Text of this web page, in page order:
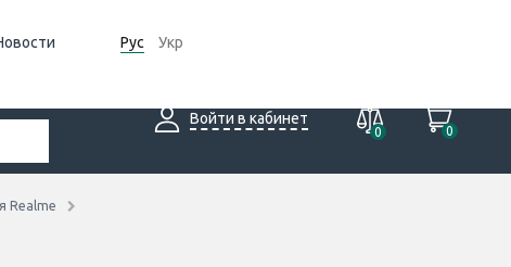
Рус Укр
Войти в кабинет
0
0
Realme